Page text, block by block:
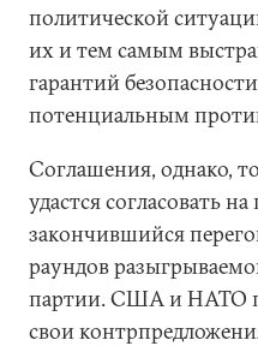
политической
их и тем самым
гарантий
потенциальным
Соглашения, однако,
удастся согласовать
закончившийся
раундов
партии. США и НАТО
свои